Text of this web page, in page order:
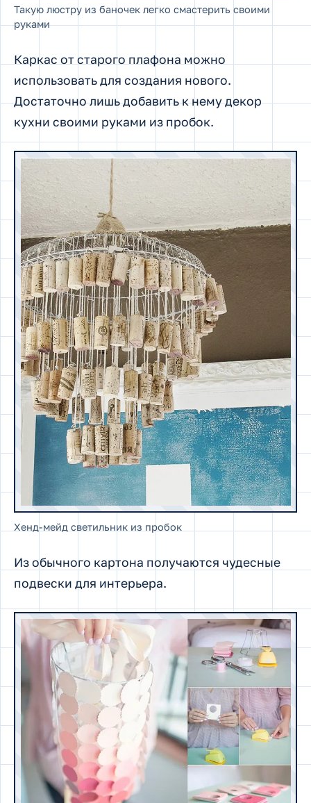
Такую люстру из баночек легко смастерить своими
руками
Каркас от старого плафона можно
использовать для создания нового.
Достаточно лишь добавить к нему декор
кухни своими руками из пробок.
Хенд-мейд светильник из пробок
Из обычного картона получаются чудесные
подвески для интерьера.